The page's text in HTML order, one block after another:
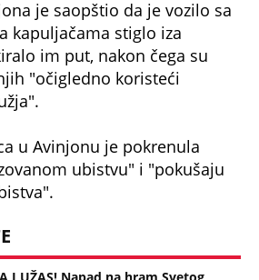
kapuljačama stiglo iza
im put, nakon čega su
"očigledno koristeći
ubistvu" i "pokušaju
I UŽAS! Napad na hram Svetog
Pavla: Terorista se razneo u